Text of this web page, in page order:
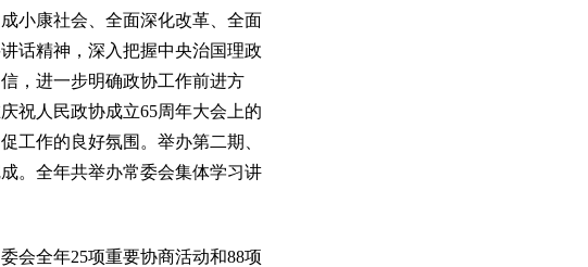
小康社会、全面深化改革、全面
话精神，深入把握中央治国理政
，进一步明确政协工作前进方
祝人民政协成立65周年大会上的
工作的良好氛围。举办第二期、
。全年共举办常委会集体学习讲
全年25项重要协商活动和88项